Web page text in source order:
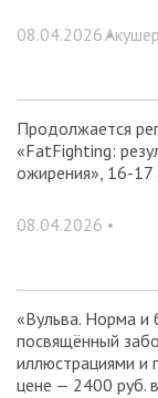
08.04.2026 •
Продолжается
«FatFighting:
ожирения», 16-17
08.04.2026 •
«Вульва. Норма и
посвящённый
иллюстрациями и
цене — 2400 руб.